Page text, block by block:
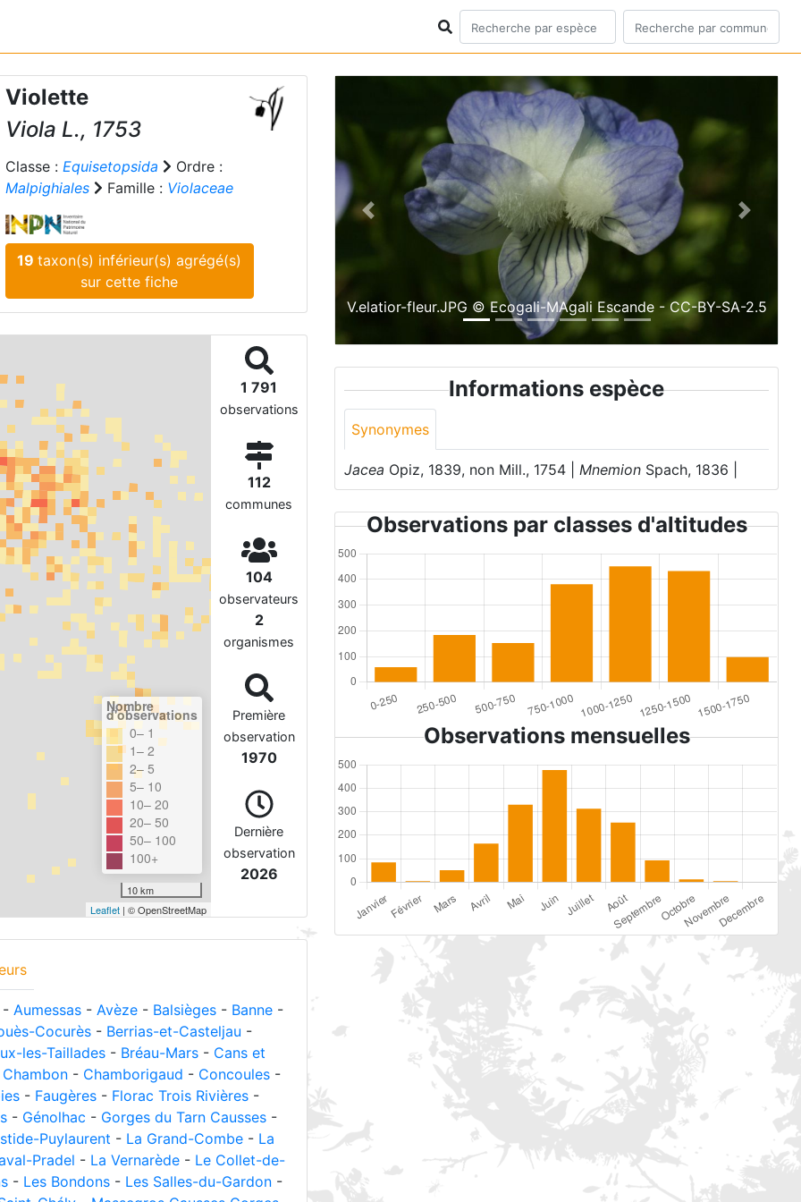
Violette
Viola L., 1753
Classe : Equisetopsida
Ordre :
Malpighiales
Famille : Violaceae
19taxon(s) inférieur(s) agrégé(s)
sur cette fiche
Nombre
d'observations
0– 1
1– 2
2– 5
5– 10
10– 20
20– 50
50– 100
100+
10 km
Leaflet| © OpenStreetMap
1 791
observations
112
communes
104
observateurs
2
organismes
Première
observation
1970
Dernière
observation
2026
Aumessas - Avèze - Balsièges - Banne -
Cocurès - Berrias-et-Casteljau -
les-Taillades - Bréau-Mars - Cans et
Chambon - Chamborigaud - Concoules -
- Faugères - Florac Trois Rivières -
- Génolhac - Gorges du Tarn Causses -
Puylaurent - La Grand-Combe - La
Pradel - La Vernarède - Le Collet-de-
- Les Bondons - Les Salles-du-Gardon -
V.elatior-fleur.JPG © Ecogali-MAgali Escande - CC-BY-SA-2.5
Previous Next
Informations espèce
Synonymes
Jacea Opiz, 1839, non Mill., 1754 |Mnemion Spach, 1836 |
Observations par classes d'altitudes
Observations mensuelles